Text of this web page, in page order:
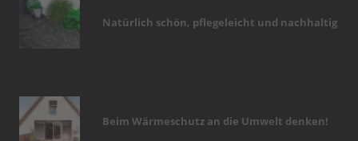
Natürlich schön, pflegeleicht und nachhaltig
Beim Wärmeschutz an die Umwelt denken!